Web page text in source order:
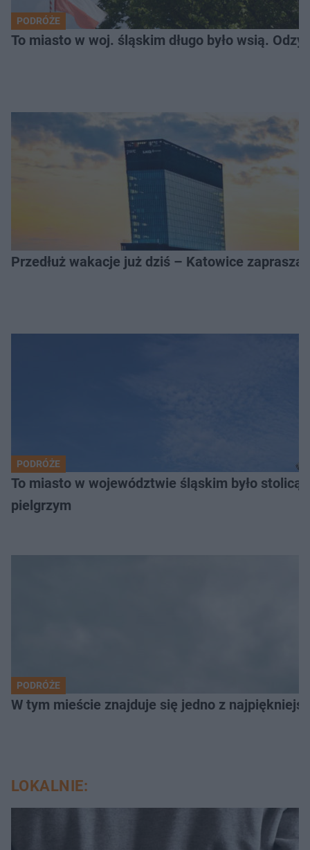
PODRÓŻE
To miasto w woj. śląskim długo było wsią.
Przedłuż wakacje już dziś – Katowice
PODRÓŻE
To miasto w województwie śląskim było
pielgrzym
PODRÓŻE
W tym mieście znajduje się jedno z
LOKALNIE: